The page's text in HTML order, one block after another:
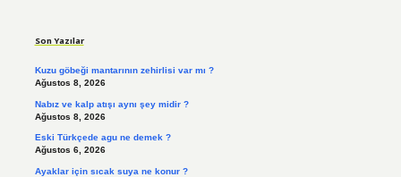
Son Yazılar
Kuzu göbeği mantarının zehirlisi var mı ?
Ağustos 8, 2026
Nabız ve kalp atışı aynı şey midir ?
Ağustos 8, 2026
Eski Türkçede agu ne demek ?
Ağustos 6, 2026
Ayaklar için sıcak suya ne konur ?